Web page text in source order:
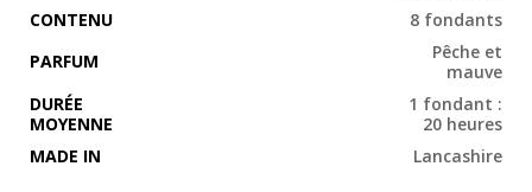
CONTENU
8 fondants
PARFUM
Pêche et
mauve
DURÉE
MOYENNE
1 fondant :
20 heures
MADE IN
Lancashire